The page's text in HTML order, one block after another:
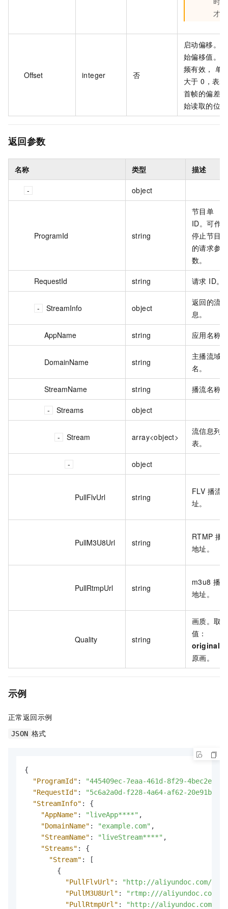
才
Offset integer 否
启动偏移。
始偏移值。
频有效， 单
大于 0，表
首帧的偏差
始读取的位
返回参数
名称 类型 描述
object
ProgramId string
节目单
ID。可作
停止节目单
的请求参
数。
RequestId string 请求 ID。
StreamInfo object
返回的流信
息。
AppName string 应用名称。
DomainName string
主播流域
名。
StreamName string 播流名称。
Streams object
Stream array<object>
流信息列
表。
object
PullFlvUrl string
FLV 播流
址。
PullM3U8Url string
RTMP 播
地址。
PullRtmpUrl string
m3u8 播流
地址。
Quality string
画质。取
值：
original
原画。
示例
正常返回示例
JSON 格式
{
"ProgramId" :
"445409ec-7eaa-461d-8f29-
"RequestId" :
"5c6a2a0d-f228-4a64-af62-
"StreamInfo" :
{
"AppName" : "liveApp****" ,
"DomainName" : "example.com" ,
"StreamName" : "liveStream****" ,
"Streams" :
{
"Stream" :
[
{
"PullFlvUrl" :
"http://aliyundoc.com/
"PullM3U8Url" :
"rtmp:///aliyundoc.com/
"PullRtmpUrl" :
"http://aliyundoc.com/